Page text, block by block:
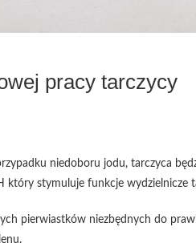
pracy tarczycy
niedoboru jodu, tarczyca
który stymuluje funkcje wydzielnicze
pierwiastków niezbędnych do